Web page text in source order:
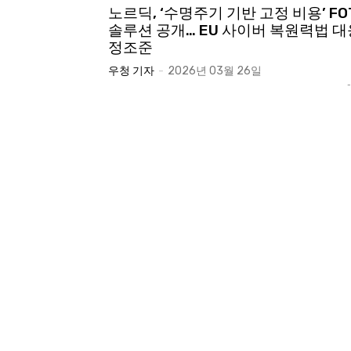
노르딕, ‘수명주기 기반 고정 비용’
솔루션 공개… EU 사이버 복원력법 대
정조준
우청 기자 - 2026년 03월 26일